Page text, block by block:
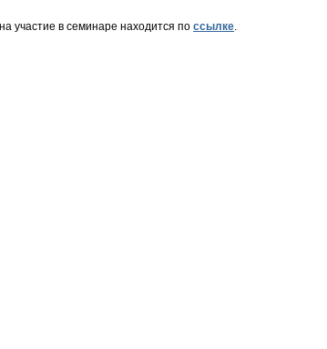
участие в семинаре находится по ссылке.